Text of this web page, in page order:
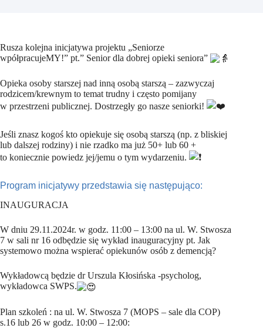
Rusza kolejna inicjatywa projektu „Seniorze
wpółpracujeMY!” pt.” Senior dla dobrej opieki seniora”
Opieka osoby starszej nad inną osobą starszą – zazwyczaj
rodzicem/krewnym to temat trudny i często pomijany
w przestrzeni publicznej. Dostrzegły go nasze seniorki!
Jeśli znasz kogoś kto opiekuje się osobą starszą (np. z bliskiej
lub dalszej rodziny) i nie rzadko ma już 50+ lub 60 +
to koniecznie powiedz jej/jemu o tym wydarzeniu.
Program inicjatywy przedstawia się następująco:
INAUGURACJA
W dniu 29.11.2024r. w godz. 11:00 – 13:00 na ul. W. Stwosza
7 w sali nr 16 odbędzie się wykład inauguracyjny pt. Jak
systemowo można wspierać opiekunów osób z demencją?
Wykładowcą będzie dr Urszula Kłosińska -psycholog,
wykładowca SWPS.
Plan szkoleń : na ul. W. Stwosza 7 (MOPS – sale dla COP)
s.16 lub 26 w godz. 10:00 – 12:00: